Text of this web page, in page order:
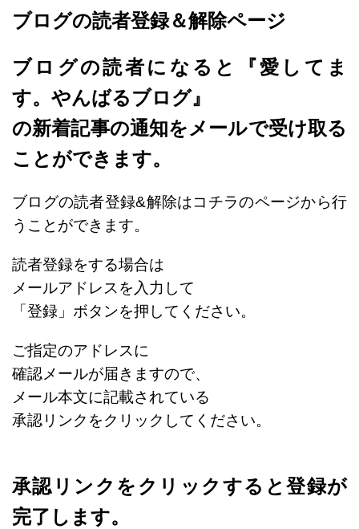
ブログの読者登録＆解除ページ
ブログの読者になると『愛してま
す。やんばるブログ』
の新着記事の通知をメールで受け取る
ことができます。
ブログの読者登録&解除はコチラのページから行
うことができます。
読者登録をする場合は
メールアドレスを入力して
「登録」ボタンを押してください。
ご指定のアドレスに
確認メールが届きますので、
メール本文に記載されている
承認リンクをクリックしてください。
承認リンクをクリックすると登録が
完了します。